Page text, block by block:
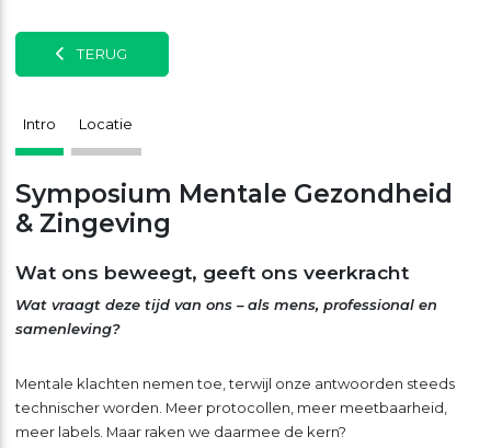
TERUG
Intro Locatie
Symposium Mentale Gezondheid
& Zingeving
Wat ons beweegt, geeft ons veerkracht
Wat vraagt deze tijd van ons – als mens, professional en
samenleving?
Mentale klachten nemen toe, terwijl onze antwoorden steeds
technischer worden. Meer protocollen, meer meetbaarheid,
meer labels. Maar raken we daarmee de kern?